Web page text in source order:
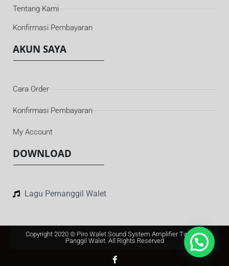
Tentang Kami
Konfirmasi Pembayaran
AKUN SAYA
Cara Order
Konfirmasi Pembayaran
My Account
DOWNLOAD
Lagu Pemanggil Walet
Copyright 2020 © Piro Walet Sound System Amplifier Tweeter
Panggil Walet. All Rights Reserved